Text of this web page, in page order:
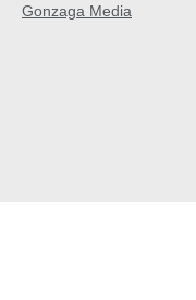
Gonzaga Media